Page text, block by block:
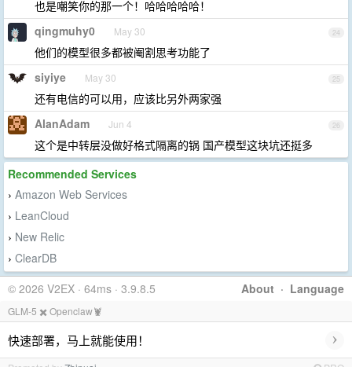
也是嘲笑你的那一个！哈哈哈哈哈！
24
qingmuhy0 May 30
他们的模型很多都被阉割思考功能了
25
siyiye May 30
还有电信的可以用，应该比另外两家强
26
AlanAdam Jun 4
这个是中转层没做好格式隔离的锅 国产模型这块坑还挺多
Recommended Services
› Amazon Web Services
› LeanCloud
› New Relic
› ClearDB
About · Language
© 2026 V2EX · 64ms · 3.9.8.5
GLM-5 ✖️ Openclaw🦞
快速部署，马上就能使用！ ›